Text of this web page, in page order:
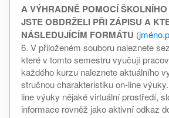
A VÝHRADNĚ POMOCÍ
JSTE OBDRŽELI PŘI ZÁPISU A
NÁSLEDUJÍCÍM FORMÁTU (
6. V přiloženém souboru naleznete
které v tomto semestru vyučují
každého kurzu naleznete aktuálního
stručnou charakteristiku on-line
line výuky nějaké virtuální prostředí,
informace rovněž jako aktivní odkaz